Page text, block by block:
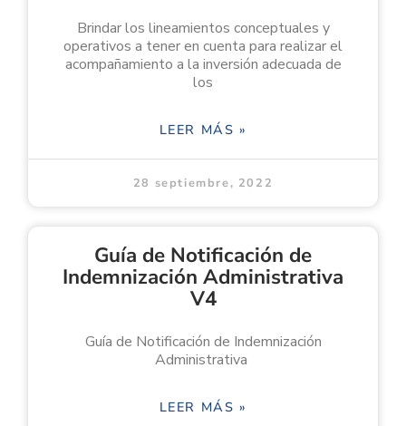
Brindar los lineamientos conceptuales y
operativos a tener en cuenta para realizar el
acompañamiento a la inversión adecuada de
los
LEER MÁS »
28 septiembre, 2022
Guía de Notificación de
Indemnización Administrativa
V4
Guía de Notificación de Indemnización
Administrativa
LEER MÁS »